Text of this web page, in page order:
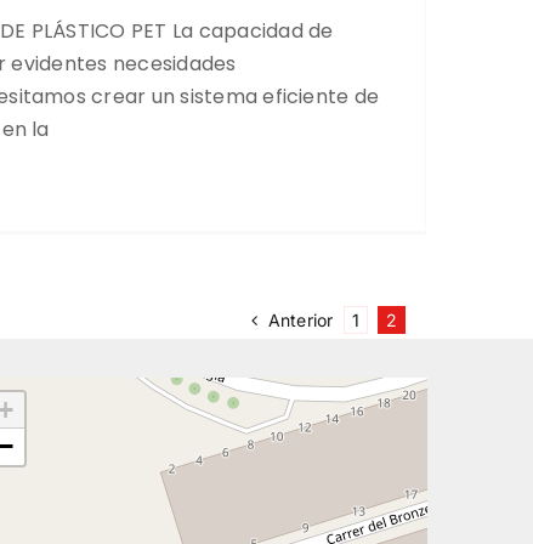
PLÁSTICO PET La capacidad de
necesidades
crear un sistema eficiente de
la
Anterior 1 2
+